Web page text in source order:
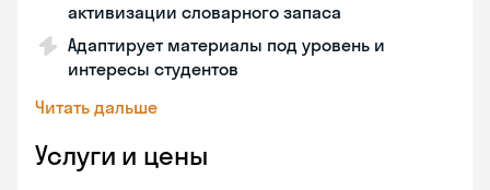
активизации словарного запаса
Адаптирует материалы под уровень и
интересы студентов
Читать дальше
Услуги и цены